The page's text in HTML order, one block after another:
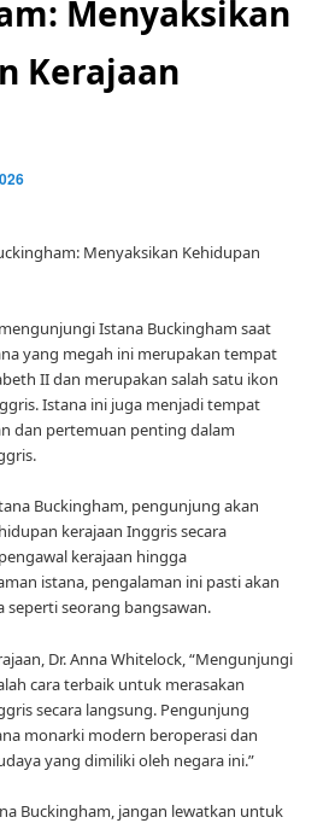
Menyaksikan
Kerajaan
Menyaksikan Kehidupan
Istana Buckingham saat
yang megah ini merupakan tempat
II dan merupakan salah satu ikon
Istana ini juga menjadi tempat
dan pertemuan penting dalam
Buckingham, pengunjung akan
kerajaan Inggris secara
kerajaan hingga
istana, pengalaman ini pasti akan
seperti seorang bangsawan.
Dr. Anna Whitelock, “Mengunjungi
cara terbaik untuk merasakan
secara langsung. Pengunjung
monarki modern beroperasi dan
yang dimiliki oleh negara ini.”
Buckingham, jangan lewatkan untuk